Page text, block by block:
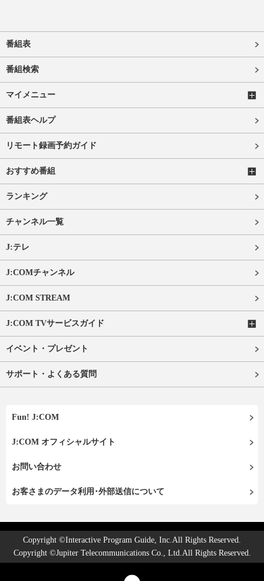
番組表
番組検索
マイメニュー
番組表ヘルプ
リモート録画予約ガイド
おすすめ番組
ランキング
チャンネル一覧
J:テレ
J:COMチャンネル
J:COM STREAM
J:COM TVサービスガイド
イベント・プレゼント
サポート・よくある質問
Fun! J:COM
J:COM オフィシャルサイト
お問い合わせ
お客さまのデータ利用･外部送信について
Copyright ©Interactive Program Guide, Inc.All Rights Reserved.
Copyright ©Jupiter Telecommunications Co., Ltd.All Rights Reserved.